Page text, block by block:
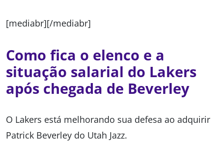
[mediabr][/mediabr]
Como fica o elenco e a
situação salarial do Lakers
após chegada de Beverley
O Lakers está melhorando sua defesa ao adquirir
Patrick Beverley do Utah Jazz.